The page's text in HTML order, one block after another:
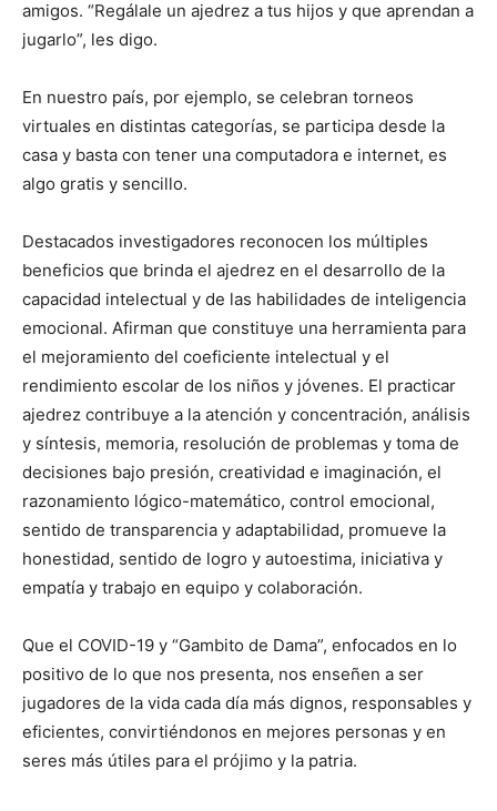
amigos. “Regálale un ajedrez a tus hijos y que aprendan a
jugarlo”, les digo.
En nuestro país, por ejemplo, se celebran torneos
virtuales en distintas categorías, se participa desde la
casa y basta con tener una computadora e internet, es
algo gratis y sencillo.
Destacados investigadores reconocen los múltiples
beneficios que brinda el ajedrez en el desarrollo de la
capacidad intelectual y de las habilidades de inteligencia
emocio­nal. Afirman que cons­tituye una herramienta para
el mejoramiento del coeficiente intelectual y el
rendimiento escolar de los niños y jóvenes. El practicar
ajedrez contribuye a la atención y concentra­ción, análisis
y síntesis, memoria, resolución de problemas y toma de
decisiones bajo presión, creatividad e imaginación, el
razonamiento lógico-matemático, control emocional,
sentido de transparencia y adap­tabilidad, promueve la
honestidad, sentido de logro y autoestima, iniciativa y
empatía y trabajo en equipo y colaboración.
Que el COVID-19 y “Gambito de Dama”, enfocados en lo
positivo de lo que nos presenta, nos enseñen a ser
jugadores de la vida cada día más dignos, responsables y
eficientes, convirtiéndonos en mejores personas y en
seres más útiles para el prójimo y la patria.